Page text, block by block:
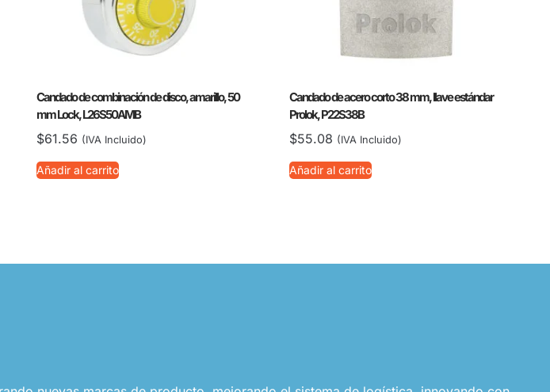
Candado de combinación de disco, amarillo, 50
mm Lock, L26S50AMB
$61.56 (IVA Incluido)
Añadir al carrito
Candado de acero corto 38 mm, llave estándar
Prolok, P22S38B
$55.08 (IVA Incluido)
Añadir al carrito